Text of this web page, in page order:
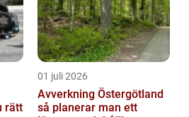
01 juli 2026
Avverkning Östergötland
så planerar man ett